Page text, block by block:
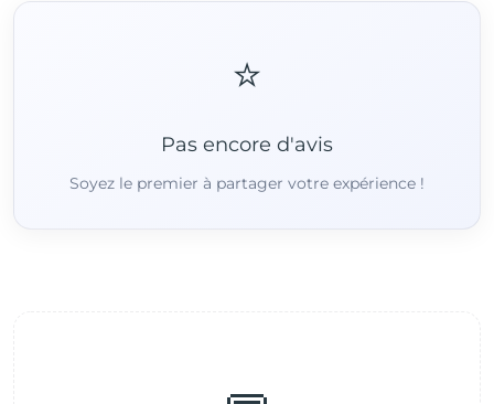
⭐
Pas encore d'avis
Soyez le premier à partager votre expérience !